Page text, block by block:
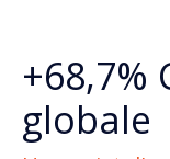
+68,7%
globale